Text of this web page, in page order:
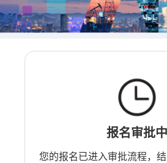
报名审批中
您的报名已进入审批流程，